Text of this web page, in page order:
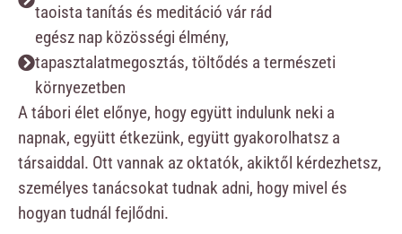
taoista tanítás és meditáció vár rád
egész nap közösségi élmény,
tapasztalatmegosztás, töltődés a természeti
környezetben
A tábori élet előnye, hogy együtt indulunk neki a
napnak, együtt étkezünk, együtt gyakorolhatsz a
társaiddal. Ott vannak az oktatók, akiktől kérdezhetsz,
személyes tanácsokat tudnak adni, hogy mivel és
hogyan tudnál fejlődni.